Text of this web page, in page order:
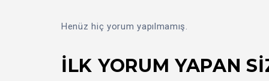
Henüz hiç yorum yapılmamış.
İLK YORUM YAPAN